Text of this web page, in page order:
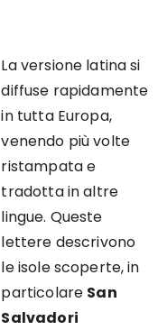
La versione latina si
diffuse rapidamente
in tutta Europa,
venendo più volte
ristampata e
tradotta in altre
lingue. Queste
lettere descrivono
le isole scoperte, in
particolare San
Salvadori